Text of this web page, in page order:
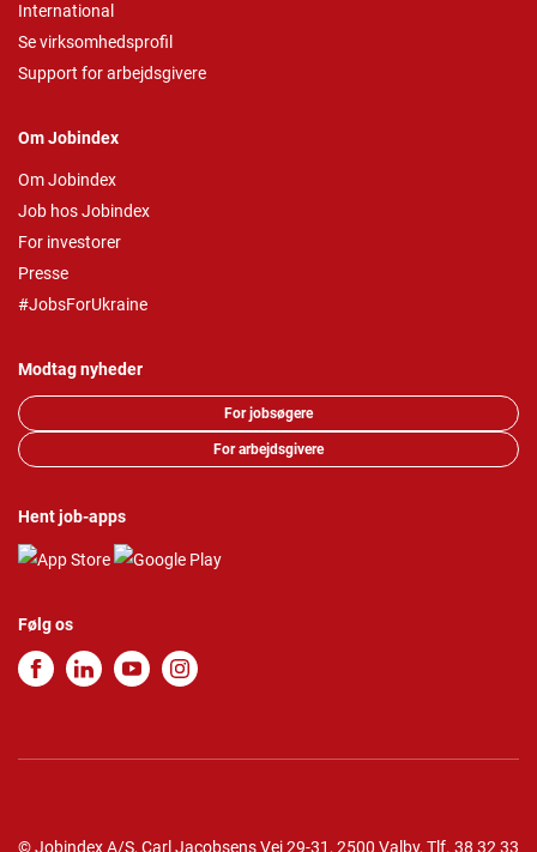
International
Se virksomhedsprofil
Support for arbejdsgivere
Om Jobindex
Om Jobindex
Job hos Jobindex
For investorer
Presse
#JobsForUkraine
Modtag nyheder
For jobsøgere
For arbejdsgivere
Hent job-apps
Følg os
© Jobindex A/S, Carl Jacobsens Vej 29-31, 2500 Valby, Tlf. 38 32 33